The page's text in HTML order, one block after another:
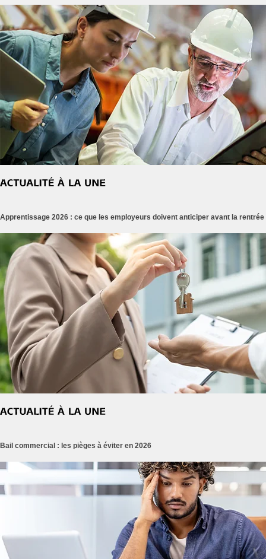
Apprentissage 2026 : ce que les employeurs doivent anticiper avant la rentrée
Bail commercial : les pièges à éviter en 2026